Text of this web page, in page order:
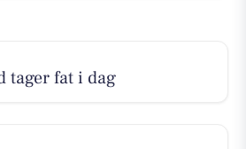
tager fat i dag